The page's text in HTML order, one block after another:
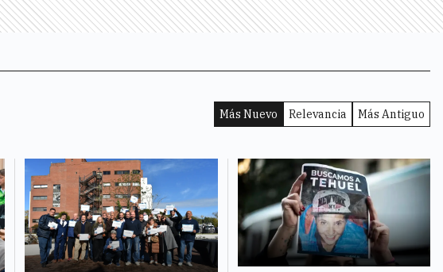
Más Nuevo Relevancia Más Antiguo